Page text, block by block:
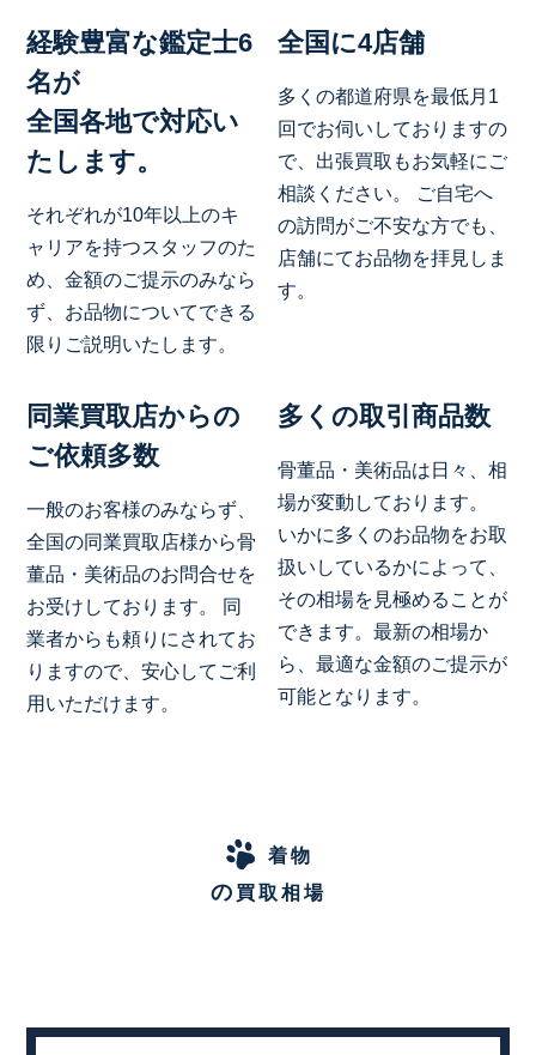
経験豊富な鑑定士6
名が
全国各地で対応い
たします。
それぞれが10年以上のキ
ャリアを持つスタッフのた
め、金額のご提示のみなら
ず、お品物についてできる
限りご説明いたします。
全国に4店舗
多くの都道府県を最低月1
回でお伺いしておりますの
で、出張買取もお気軽にご
相談ください。 ご自宅へ
の訪問がご不安な方でも、
店舗にてお品物を拝見しま
す。
同業買取店からの
ご依頼多数
一般のお客様のみならず、
全国の同業買取店様から骨
董品・美術品のお問合せを
お受けしております。 同
業者からも頼りにされてお
りますので、安心してご利
用いただけます。
多くの取引商品数
骨董品・美術品は日々、相
場が変動しております。
いかに多くのお品物をお取
扱いしているかによって、
その相場を見極めることが
できます。最新の相場か
ら、最適な金額のご提示が
可能となります。
着物
の買取相場